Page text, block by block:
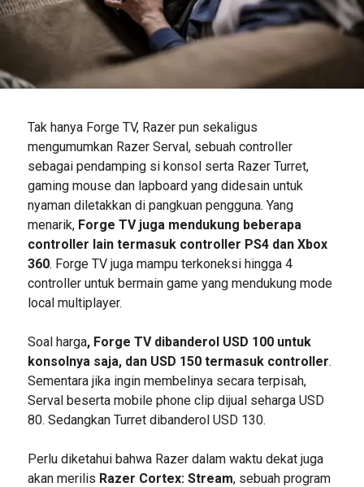
Tak hanya Forge TV, Razer pun sekaligus
mengumumkan Razer Serval, sebuah controller
sebagai pendamping si konsol serta Razer Turret,
gaming mouse dan lapboard yang didesain untuk
nyaman diletakkan di pangkuan pengguna. Yang
menarik,Forge TV juga mendukung beberapa
controller lain termasuk controller PS4 dan Xbox
360. Forge TV juga mampu terkoneksi hingga 4
controller untuk bermain game yang mendukung mode
local multiplayer.
Soal harga, Forge TV dibanderol USD 100 untuk
konsolnya saja, dan USD 150 termasuk controller.
Sementara jika ingin membelinya secara terpisah,
Serval beserta mobile phone clip dijual seharga USD
80. Sedangkan Turret dibanderol USD 130.
Perlu diketahui bahwa Razer dalam waktu dekat juga
akan merilis Razer Cortex: Stream, sebuah program